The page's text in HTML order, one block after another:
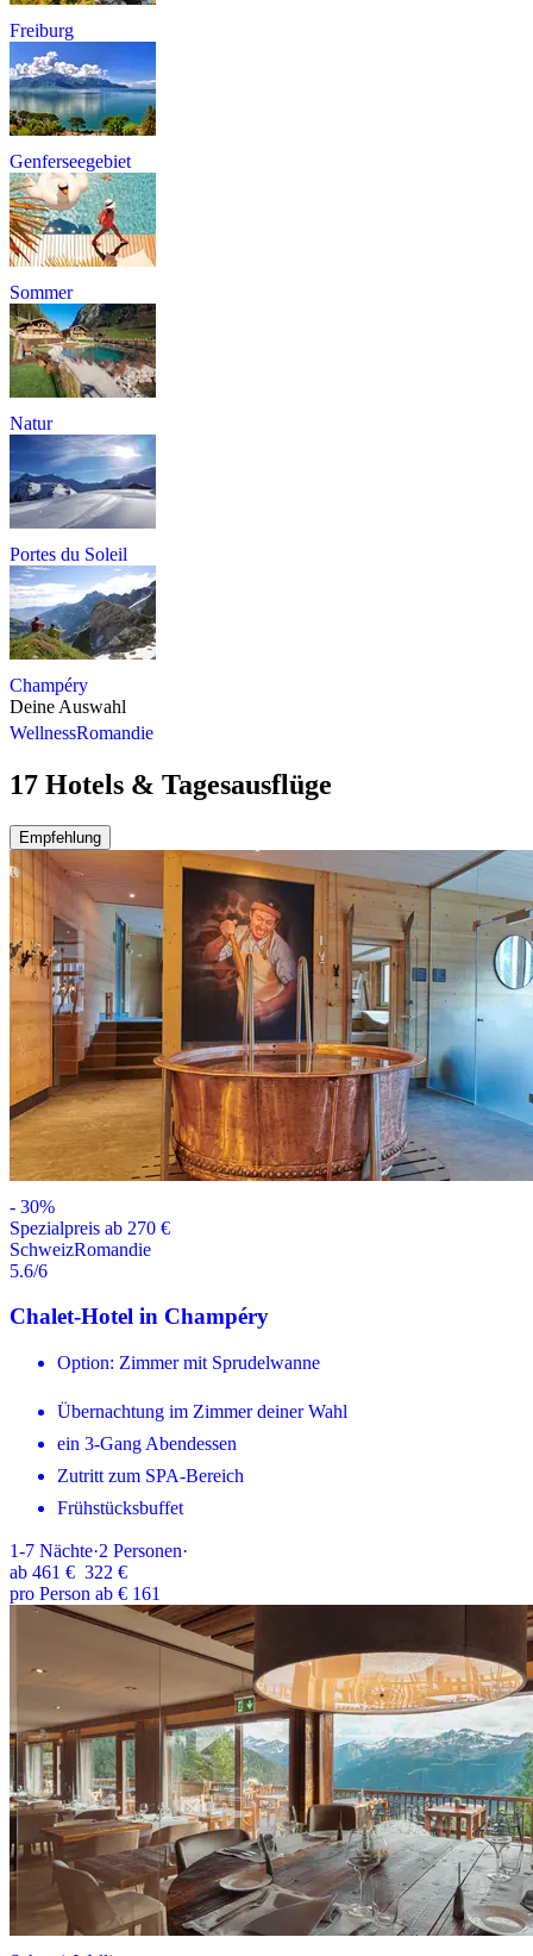
Freiburg
Genferseegebiet
Sommer
Natur
Portes du Soleil
Champéry
Deine Auswahl
WellnessRomandie
17 Hotels & Tagesausflüge
Empfehlung
- 30%
Spezialpreis ab 270 €
SchweizRomandie
5.6/6
Chalet-Hotel in Champéry
Option: Zimmer mit Sprudelwanne
Übernachtung im Zimmer deiner Wahl
ein 3-Gang Abendessen
Zutritt zum SPA-Bereich
Frühstücksbuffet
1-7 Nächte·2 Personen·
ab 461 € 322 €
pro Person ab € 161